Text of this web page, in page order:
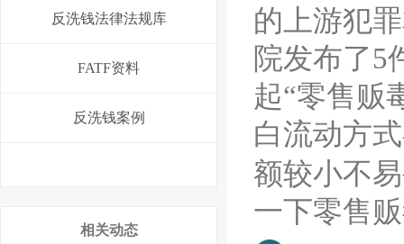
反洗钱法律法规库
FATF资料
反洗钱案例
相关动态
的上游犯
院发布了5
起“零售贩
白流动方
额较小不
一下零售